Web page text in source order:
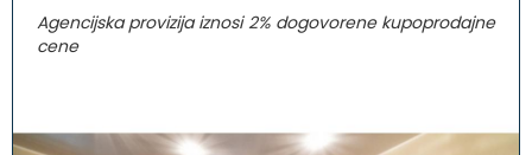
Agencijska provizija iznosi 2% dogovorene kupoprodajne
cene